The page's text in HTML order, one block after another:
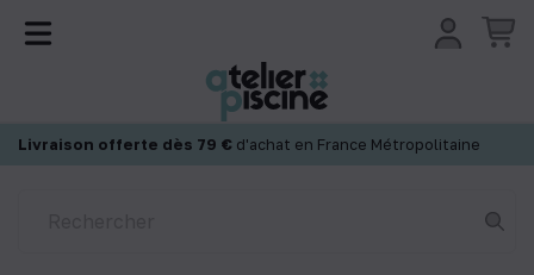
Livraison offerte dès 79 € d'achat en France Métropolitaine